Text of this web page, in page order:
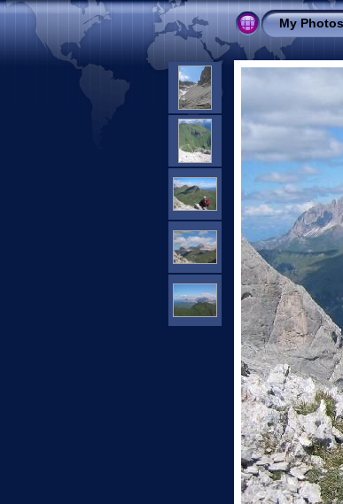
My Photos